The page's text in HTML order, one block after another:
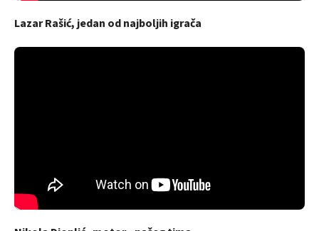
Lazar Rašić, jedan od najboljih igrača